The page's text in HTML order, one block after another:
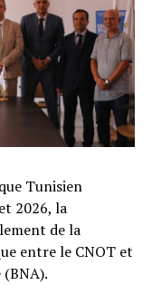
Tunisien
2026, la
de la
entre le CNOT et